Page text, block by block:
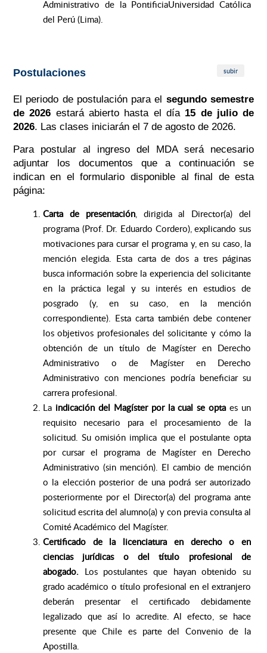
Administrativo de la PontificiaUniversidad Católica
del Perú (Lima).
Postulaciones subir
El periodo de postulación para el segundo semestre
de 2026 estará abierto hasta el día 15 de julio de
2026. Las clases iniciarán el 7 de agosto de 2026.
Para postular al ingreso del MDA será necesario
adjuntar los documentos que a continuación se
indican en el formulario disponible al final de esta
página:
Carta de presentación, dirigida al Director(a) del
programa (Prof. Dr. Eduardo Cordero), explicando sus
motivaciones para cursar el programa y, en su caso, la
mención elegida. Esta carta de dos a tres páginas
busca información sobre la experiencia del solicitante
en la práctica legal y su interés en estudios de
posgrado (y, en su caso, en la mención
correspondiente). Esta carta también debe contener
los objetivos profesionales del solicitante y cómo la
obtención de un título de Magíster en Derecho
Administrativo o de Magíster en Derecho
Administrativo con menciones podría beneficiar su
carrera profesional.
La indicación del Magíster por la cual se opta es un
requisito necesario para el procesamiento de la
solicitud. Su omisión implica que el postulante opta
por cursar el programa de Magíster en Derecho
Administrativo (sin mención). El cambio de mención
o la elección posterior de una podrá ser autorizado
posteriormente por el Director(a) del programa ante
solicitud escrita del alumno(a) y con previa consulta al
Comité Académico del Magíster.
Certificado de la licenciatura en derecho o en
ciencias jurídicas o del título profesional de
abogado.Los postulantes que hayan obtenido su
grado académico o título profesional en el extranjero
deberán presentar el certificado debidamente
legalizado que así lo acredite. Al efecto, se hace
presente que Chile es parte del Convenio de la
Apostilla.